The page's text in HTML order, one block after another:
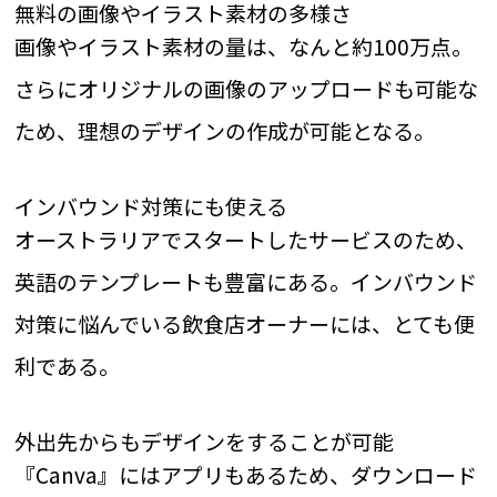
無料の画像やイラスト素材の多様さ
画像やイラスト素材の量は、なんと約100万点。
さらにオリジナルの画像のアップロードも可能な
ため、理想のデザインの作成が可能となる。
インバウンド対策にも使える
オーストラリアでスタートしたサービスのため、
英語のテンプレートも豊富にある。インバウンド
対策に悩んでいる飲食店オーナーには、とても便
利である。
外出先からもデザインをすることが可能
『Canva』にはアプリもあるため、ダウンロード